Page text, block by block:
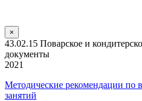
×
43.02.15 Поварское и
документы
2021
Методические рекомендации по
занятий